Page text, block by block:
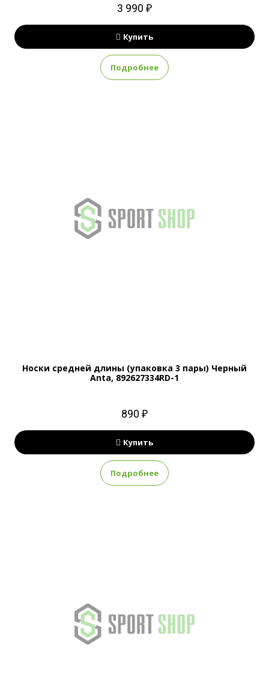
3 990 ₽
Купить
Подробнее
Носки средней длины (упаковка 3 пары) Черный
Anta, 892627334RD-1
890 ₽
Купить
Подробнее